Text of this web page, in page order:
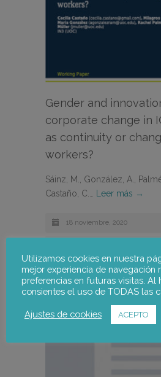
Gender and
corporate change in
as continuity or
workers?
Sáinz, M., González, A.,
Castaño, C.…
Leer más →
18 noviembre, 2020
Utilizamos cookies en nuestra
mejor experiencia de navegación
preferencias en futuras visitas. Al
consientes el uso de TODAS las
Ajustes de cookies ACEPTO